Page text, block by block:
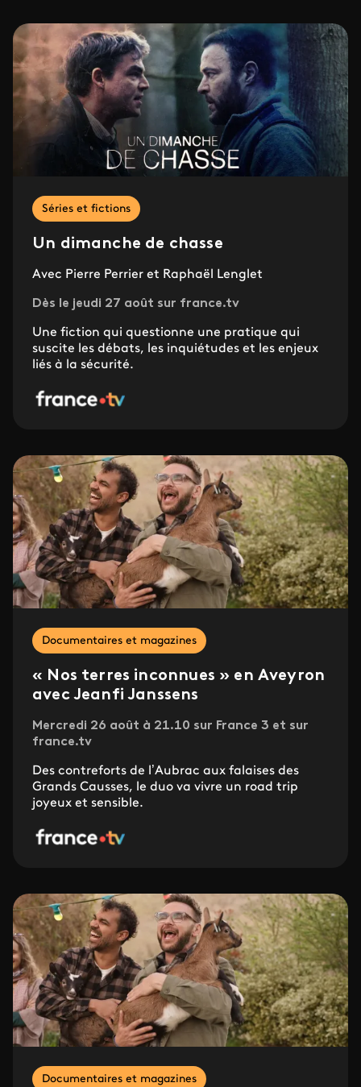
Séries et fictions
Un dimanche de chasse
Avec Pierre Perrier et Raphaël Lenglet
Dès le jeudi 27 août sur france.tv
Une fiction qui questionne une pratique qui
suscite les débats, les inquiétudes et les enjeux
liés à la sécurité.
Documentaires et magazines
« Nos terres inconnues » en Aveyron
avec Jeanfi Janssens
Mercredi 26 août à 21.10 sur France 3 et sur
france.tv
Des contreforts de l’Aubrac aux falaises des
Grands Causses, le duo va vivre un road trip
joyeux et sensible.
Documentaires et magazines